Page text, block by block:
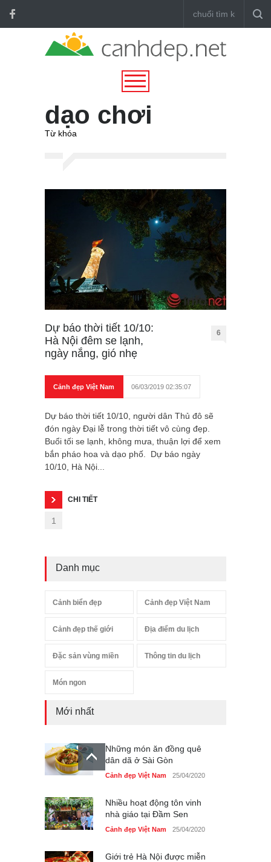
dạo chơi
Từ khóa
Dự báo thời tiết 10/10:
Hà Nội đêm se lạnh,
ngày nắng, gió nhẹ
6
Cảnh đẹp Việt Nam 06/03/2019 02:35:07
Dự báo thời tiết 10/10, người dân Thủ đô sẽ
đón ngày Đại lễ trong thời tiết vô cùng đẹp.
Buổi tối se lạnh, không mưa, thuận lợi để xem
bắn pháo hoa và dạo phố. Dự báo ngày
10/10, Hà Nội...
CHI TIẾT
1
Danh mục
Cảnh biển đẹp Cảnh đẹp Việt Nam
Cảnh đẹp thế giới Địa điểm du lịch
Đặc sản vùng miền Thông tin du lịch
Món ngon
Mới nhất
Những món ăn đồng quê
dân dã ở Sài Gòn
Cảnh đẹp Việt Nam 25/04/2020
Nhiều hoạt động tôn vinh
nhà giáo tại Đầm Sen
Cảnh đẹp Việt Nam 25/04/2020
Giới trẻ Hà Nội được miễn